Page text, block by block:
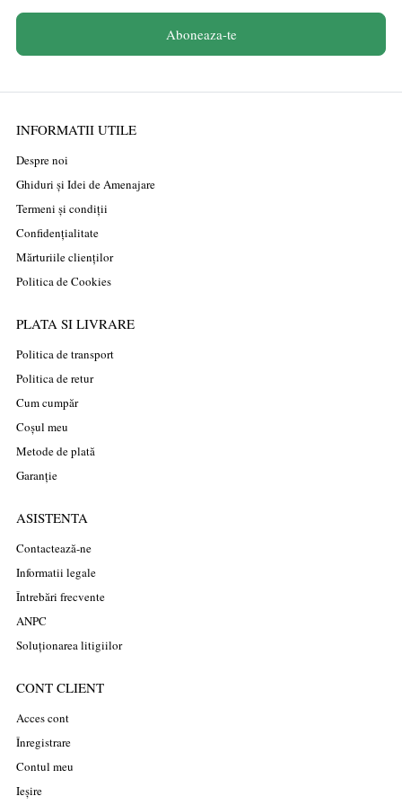
Aboneaza-te
INFORMATII UTILE
Despre noi
Ghiduri și Idei de Amenajare
Termeni și condiții
Confidențialitate
Mărturiile clienților
Politica de Cookies
PLATA SI LIVRARE
Politica de transport
Politica de retur
Cum cumpăr
Coșul meu
Metode de plată
Garanție
ASISTENTA
Contactează-ne
Informatii legale
Întrebări frecvente
ANPC
Soluționarea litigiilor
CONT CLIENT
Acces cont
Înregistrare
Contul meu
Ieșire